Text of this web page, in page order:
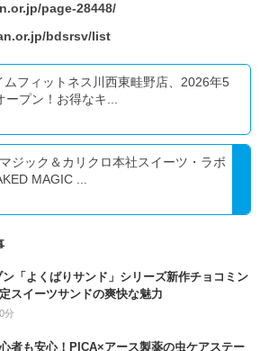
page-28448/
bdsrsv/list
ムフィットネス川西東畦野店、2026年5
ープン！お得なキ...
マジック＆カリクロ本社スイーツ・ラボ
MAGIC ...
ン「よくばりサンド」シリーズ新作チョコミン
スイーツサンドの爽快な魅力
分
者も安心！PICA×アース製薬の虫ケアステー